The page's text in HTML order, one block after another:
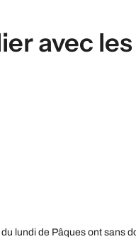
avec
lundi de Pâques ont sans